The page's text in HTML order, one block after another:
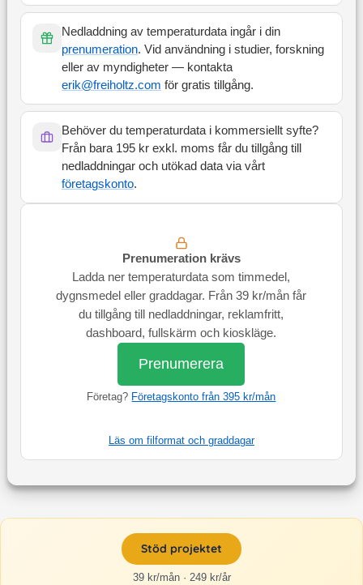
Nedladdning av temperaturdata ingår i din
prenumeration. Vid användning i studier, forskning
eller av myndigheter — kontakta
erik@freiholtz.com för gratis tillgång.
Behöver du temperaturdata i kommersiellt syfte?
Från bara 195 kr exkl. moms får du tillgång till
nedladdningar och utökad data via vårt
företagskonto.
Prenumeration krävs
Ladda ner temperaturdata som timmedel,
dygnsmedel eller graddagar. Från 39 kr/mån får
du tillgång till nedladdningar, reklamfritt,
dashboard, fullskärm och kioskläge.
Prenumerera
Företag? Företagskonto från 395 kr/mån
Läs om filformat och graddagar
Stöd projektet
39 kr/mån · 249 kr/år